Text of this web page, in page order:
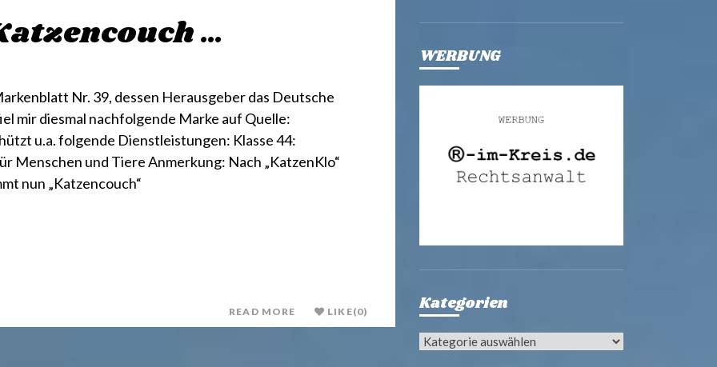
…
Nr. 39, dessen Herausgeber das Deutsche
mir diesmal nachfolgende Marke auf Quelle:
u.a. folgende Dienstleistungen: Klasse 44:
Menschen und Tiere Anmerkung: Nach „KatzenKlo“
nun „Katzencouch“
READ MORE LIKE(0)
WERBUNG
Kategorien
Kategorien